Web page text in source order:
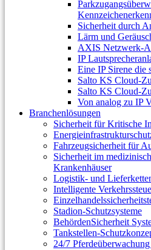
Sicherheit durch
Lärm und
AXIS Netzwerk-
IP
Eine IP Sirene die
Salto KS Cloud-
Salto KS Cloud-
Von analog zu IP
Branchenlösungen
Sicherheit für Kritische
Fahrzeugsicherheit für
Sicherheit im
Krankenhäuser
Logistik- und
Intelligente
Stadion-Schutzsysteme
BehördenSicherheit
Tankstellen-
24/7